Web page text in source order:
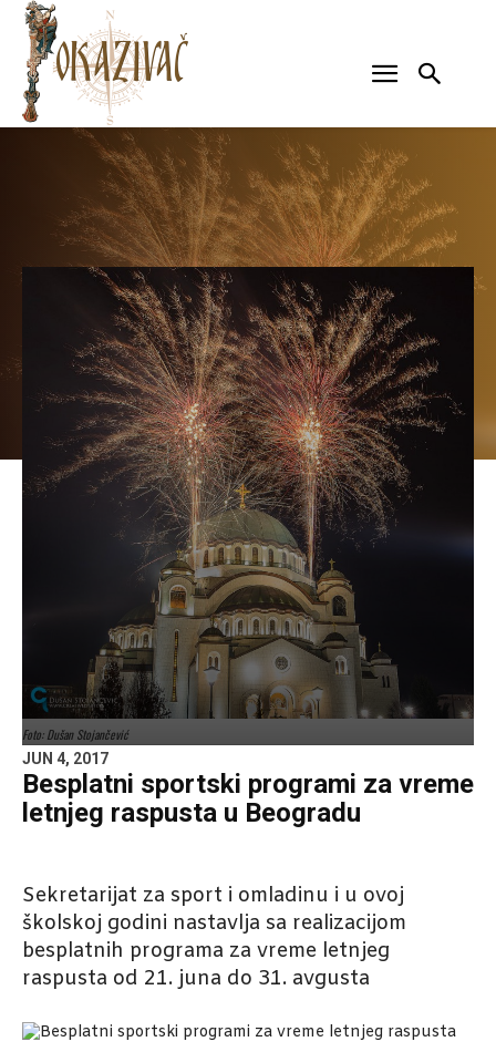
Foto: Dušan Stojančević
JUN 4, 2017
Besplatni sportski programi za vreme
letnjeg raspusta u Beogradu
Sekretarijat za sport i omladinu i u ovoj
školskoj godini nastavlja sa realizacijom
besplatnih programa za vreme letnjeg
raspusta od 21. juna do 31. avgusta